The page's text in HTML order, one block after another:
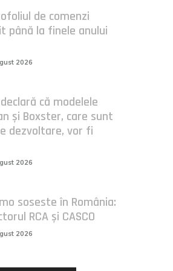
de comenzi
până la finele anului
2026
că modelele
și Boxster, care sunt
dezvoltare, vor fi
2026
soseste în România:
RCA și CASCO
2026